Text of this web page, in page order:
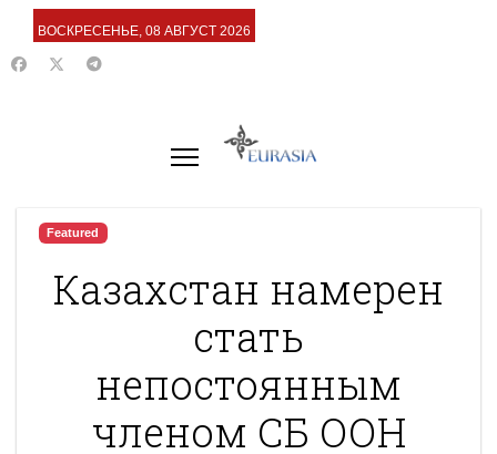
ВОСКРЕСЕНЬЕ, 08 АВГУСТ 2026
Featured
Казахстан намерен
стать
непостоянным
членом СБ ООН